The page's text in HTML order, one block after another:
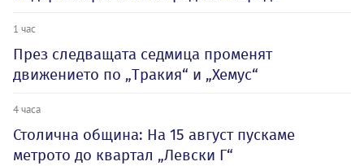
1 час
През следващата седмица променят
движението по „Тракия“ и „Хемус“
4 часа
Столична община: На 15 август пускаме
метрото до квартал „Левски Г“